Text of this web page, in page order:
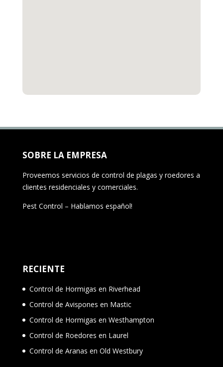
SOBRE LA EMPRESA
Proveemos servicios de control de plagas y roedores a
clientes residenciales y comerciales.
Pest Control – Hablamos español!
RECIENTE
Control de Hormigas en Riverhead
Control de Avispones en Mastic
Control de Hormigas en Westhampton
Control de Roedores en Laurel
Control de Aranas en Old Westbury